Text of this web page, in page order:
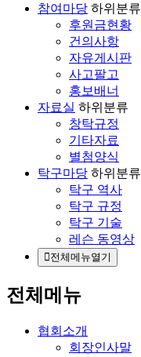
참여마당 하위분류
후원금현황
건의사항
자유게시판
사고팔고
홍보배너
자료실 하위분류
창탁규정
기타자료
별첨양식
탁구마당 하위분류
탁구 역사
탁구 규정
탁구 기술
레슨 동영상
전체메뉴열기
전체메뉴
협회소개
회장인사말